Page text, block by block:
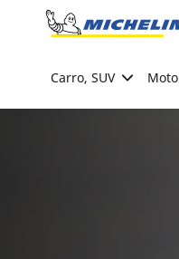
Go to page content
Carro, SUV Moto